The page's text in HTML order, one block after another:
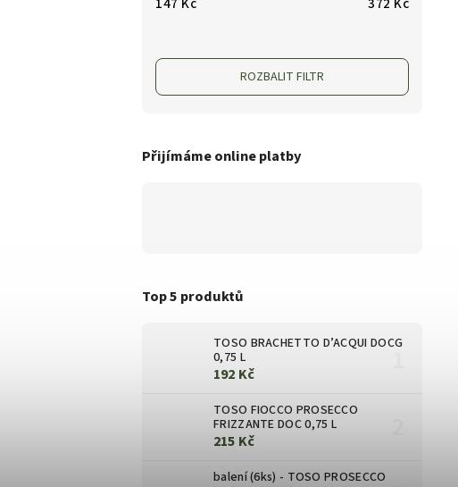
ROZBALIT FILTR
Přijímáme online platby
Top 5 produktů
TOSO BRACHETTO D’ACQUI DOCG
0,75 L
192 Kč
TOSO FIOCCO PROSECCO
FRIZZANTE DOC 0,75 L
215 Kč
balení (6ks) - TOSO PROSECCO